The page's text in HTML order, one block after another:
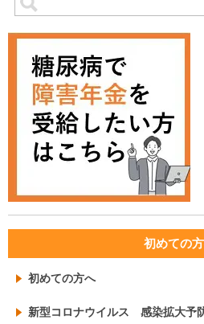
初めての
初めての方へ
新型コロナウイルス 感染拡大予